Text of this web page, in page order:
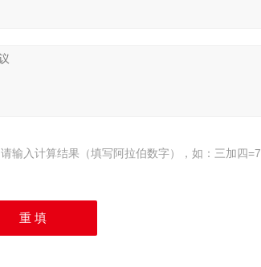
请输入计算结果（填写阿拉伯数字），如：三加四=7